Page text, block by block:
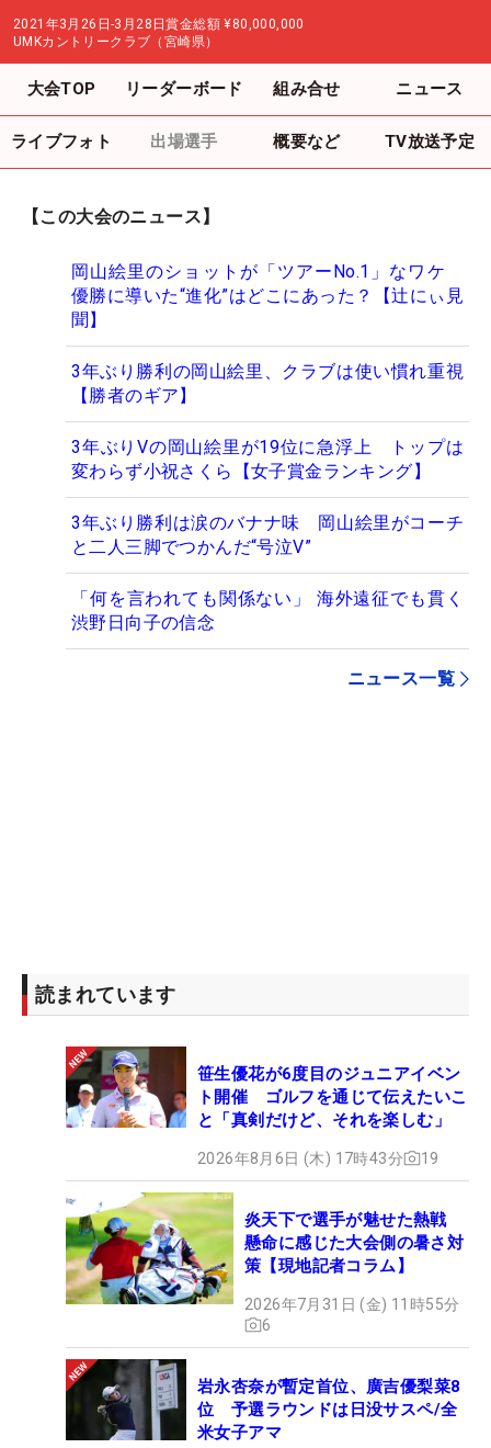
2021年3月26日-3月28日賞金総額 ¥80,000,000
UMKカントリークラブ（宮崎県）
大会TOP リーダーボード 組み合せ ニュース
ライブフォト 出場選手 概要など TV放送予定
【この大会のニュース】
岡山絵里のショットが「ツアーNo.1」なワケ
優勝に導いた“進化”はどこにあった？【辻にぃ見
聞】
3年ぶり勝利の岡山絵里、クラブは使い慣れ重視
【勝者のギア】
3年ぶりVの岡山絵里が19位に急浮上 トップは
変わらず小祝さくら【女子賞金ランキング】
3年ぶり勝利は涙のバナナ味 岡山絵里がコーチ
と二人三脚でつかんだ“号泣V”
「何を言われても関係ない」 海外遠征でも貫く
渋野日向子の信念
ニュース一覧
読まれています
笹生優花が6度目のジュニアイベン
ト開催 ゴルフを通じて伝えたいこ
と「真剣だけど、それを楽しむ」
2026年8月6日 (木) 17時43分 19
炎天下で選手が魅せた熱戦
懸命に感じた大会側の暑さ対
策【現地記者コラム】
2026年7月31日 (金) 11時55分
6
岩永杏奈が暫定首位、廣吉優梨菜8
位 予選ラウンドは日没サスペ/全
米女子アマ